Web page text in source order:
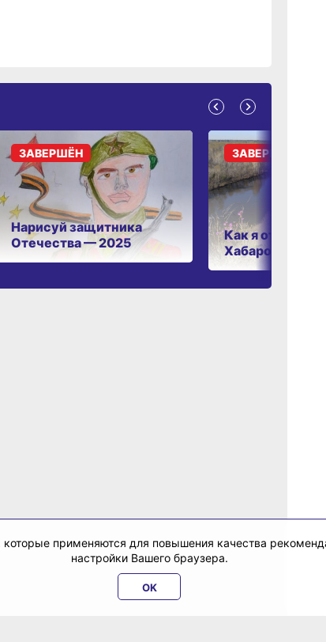
Нарисуй защитника
Отечества — 2025
ЗАВЕРШЁН
Как я отдыхаю в
Хабаровском
ЗАВЕРШЁН
применяются для повышения качества
настройки Вашего браузера.
OK